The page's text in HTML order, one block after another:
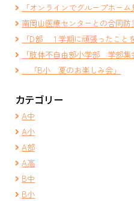
「オンラインでグループホーム
南岡山医療センターとの合同
「D部 １学期に頑張ったこと
「肢体不自由部小学部 学部集
「B小 夏のお楽しみ会」
カテゴリー
A中
A小
A部
A高
B中
B小